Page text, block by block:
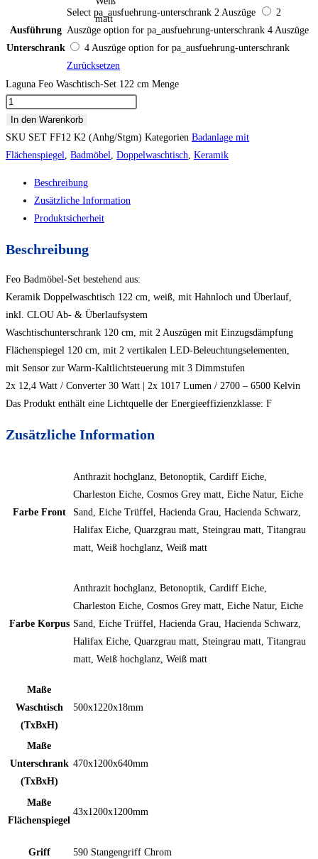
matt
Ausführung
Unterschrank
Select pa_ausfuehrung-unterschrank 2 Auszüge
2
Auszüge option for pa_ausfuehrung-unterschrank 4 Auszüge
4 Auszüge option for pa_ausfuehrung-unterschrank
Zurücksetzen
Laguna Feo Waschtisch-Set 122 cm Menge
In den Warenkorb
SKU SET FF12 K2 (Anhg/Stgm) Kategorien Badanlage mit
Flächenspiegel, Badmöbel, Doppelwaschtisch, Keramik
Beschreibung
Zusätzliche Information
Produktsicherheit
Beschreibung
Feo Badmöbel-Set bestehend aus:
Keramik Doppelwaschtisch 122 cm, weiß, mit Hahnloch und Überlauf,
inkl. CLOU Ab- & Überlaufsystem
Waschtischunterschrank 120 cm, mit 2 Auszügen mit Einzugsdämpfung
Flächenspiegel 120 cm, mit 2 vertikalen LED-Beleuchtungselementen,
mit Sensor zur Warm-Kaltlichtsteuerung mit 3 Dimmstufen
2x 12,4 Watt / Converter 30 Watt | 2x 1017 Lumen / 2700 – 6500 Kelvin
Das Produkt enthält eine Lichtquelle der Energieeffizienzklasse: F
Zusätzliche Information
Farbe Front
Anthrazit hochglanz, Betonoptik, Cardiff Eiche,
Charleston Eiche, Cosmos Grey matt, Eiche Natur, Eiche
Sand, Eiche Trüffel, Hacienda Grau, Hacienda Schwarz,
Halifax Eiche, Quarzgrau matt, Steingrau matt, Titangrau
matt, Weiß hochglanz, Weiß matt
Farbe Korpus
Anthrazit hochglanz, Betonoptik, Cardiff Eiche,
Charleston Eiche, Cosmos Grey matt, Eiche Natur, Eiche
Sand, Eiche Trüffel, Hacienda Grau, Hacienda Schwarz,
Halifax Eiche, Quarzgrau matt, Steingrau matt, Titangrau
matt, Weiß hochglanz, Weiß matt
Maße
Waschtisch
(TxBxH)
500x1220x18mm
Maße
Unterschrank
(TxBxH)
470x1200x640mm
Maße
Flächenspiegel
43x1200x1200mm
Griff 590 Stangengriff Chrom